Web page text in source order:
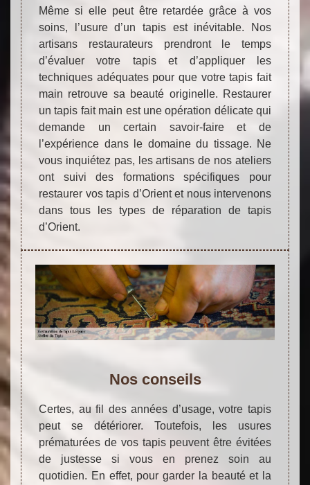
Même si elle peut être retardée grâce à vos
soins, l’usure d’un tapis est inévitable. Nos
artisans restaurateurs prendront le temps
d’évaluer votre tapis et d’appliquer les
techniques adéquates pour que votre tapis fait
main retrouve sa beauté originelle. Restaurer
un tapis fait main est une opération délicate qui
demande un certain savoir-faire et de
l’expérience dans le domaine du tissage. Ne
vous inquiétez pas, les artisans de nos ateliers
ont suivi des formations spécifiques pour
restaurer vos tapis d’Orient et nous intervenons
dans tous les types de réparation de tapis
d’Orient.
Nos conseils
Certes, au fil des années d’usage, votre tapis
peut se détériorer. Toutefois, les usures
prématurées de vos tapis peuvent être évitées
de justesse si vous en prenez soin au
quotidien. En effet, pour garder la beauté et la